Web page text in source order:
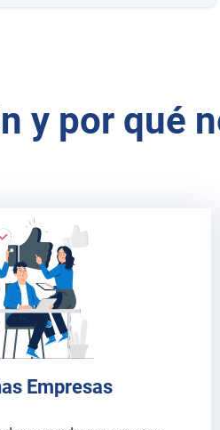
y por qué
Empresas